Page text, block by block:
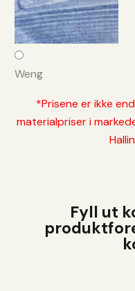
Weng
*Prisene er ikke
materialpriser i
Fyll ut